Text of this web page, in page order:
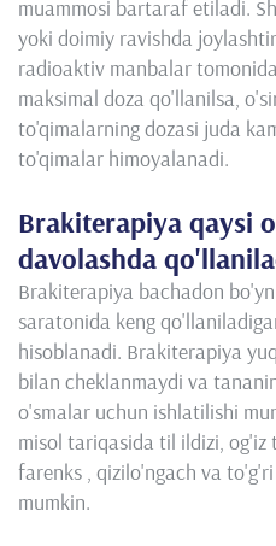
muammosi bartaraf etiladi.
yoki doimiy ravishda
radioaktiv manbalar
maksimal doza qo'llanilsa,
to'qimalarning dozasi juda
to'qimalar himoyalanadi.
Brakiterapiya qaysi
davolashda
Brakiterapiya bachadon
saratonida keng
hisoblanadi. Brakiterapiya
bilan cheklanmaydi va
o'smalar uchun ishlatilishi
misol tariqasida til ildizi, og'iz
farenks , qizilo'ngach va
mumkin.